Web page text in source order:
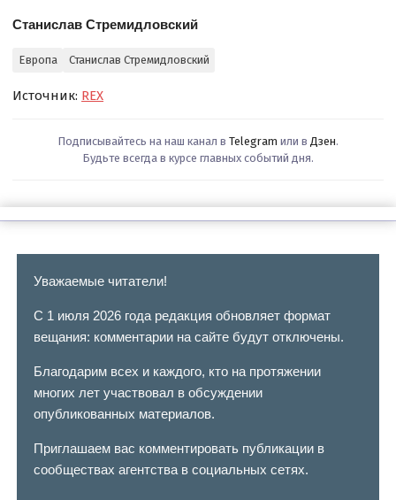
Станислав Стремидловский
Европа Станислав Стремидловский
Источник: REX
Подписывайтесь на наш канал в Telegram или в Дзен.
Будьте всегда в курсе главных событий дня.
Уважаемые читатели!
С 1 июля 2026 года редакция обновляет формат
вещания: комментарии на сайте будут отключены.
Благодарим всех и каждого, кто на протяжении
многих лет участвовал в обсуждении
опубликованных материалов.
Приглашаем вас комментировать публикации в
сообществах агентства в социальных сетях.